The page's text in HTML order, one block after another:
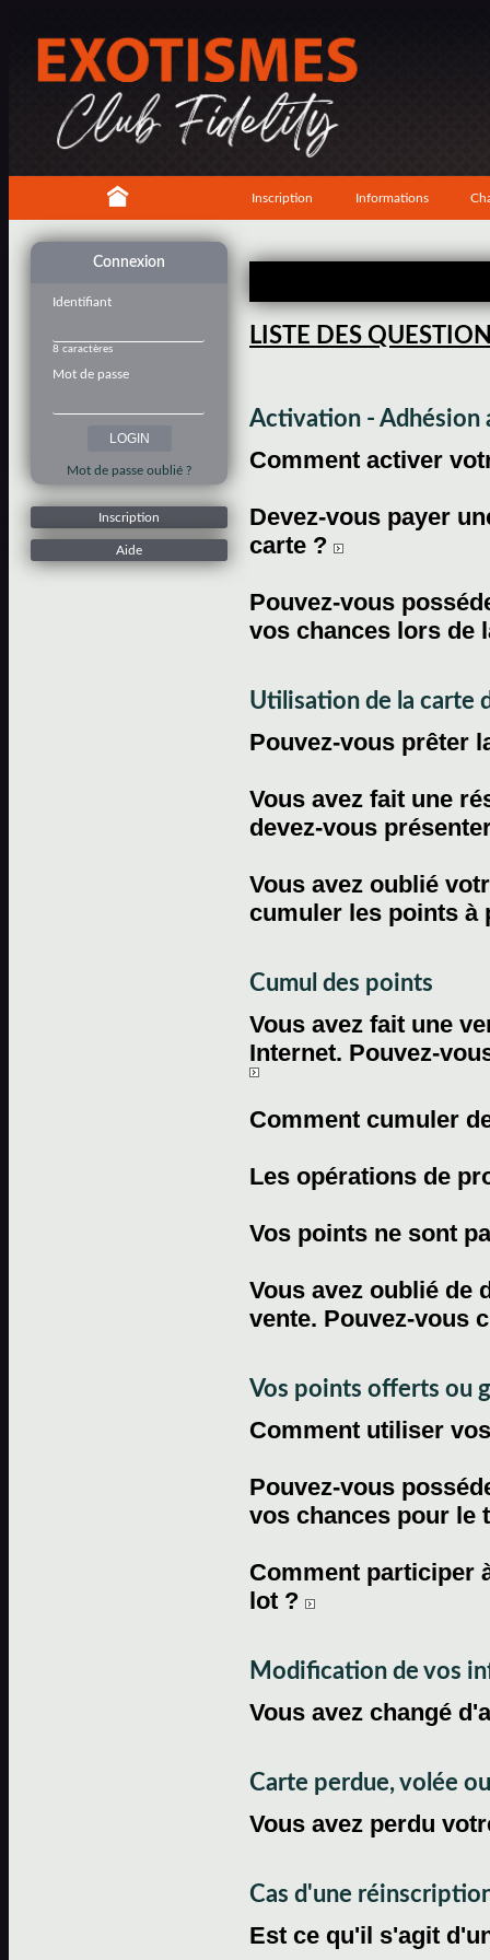
Inscription Informations
Connexion
Identifiant
8 caractères
Mot de passe
Mot de passe oublié ?
Inscription
Aide
LISTE DES
Activation - Adhésion
Comment activer
Devez-vous payer
carte ?
Pouvez-vous
vos chances lors de
Utilisation de la carte
Pouvez-vous prêter
Vous avez fait une
devez-vous
Vous avez oublié
cumuler les points
Cumul des points
Vous avez fait une
Internet. Pouvez-
Comment cumuler
Les opérations de
Vos points ne sont
Vous avez oublié de
vente. Pouvez-vous
Vos points offerts ou
Comment utiliser
Pouvez-vous
vos chances pour le
Comment participer
lot ?
Modification de vos
Vous avez changé
Carte perdue, volée
Vous avez perdu
Cas d'une
Est ce qu'il s'agit